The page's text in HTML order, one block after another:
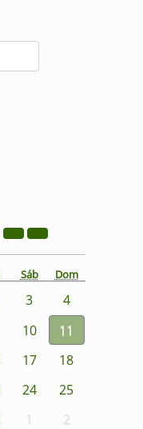
Sáb Dom
3
4
10
11
17
18
24
25
1 2